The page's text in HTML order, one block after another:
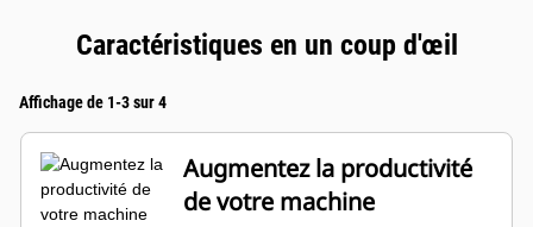
Caractéristiques en un coup d'œil
Affichage de 1-3 sur 4
Augmentez la productivité
de votre machine